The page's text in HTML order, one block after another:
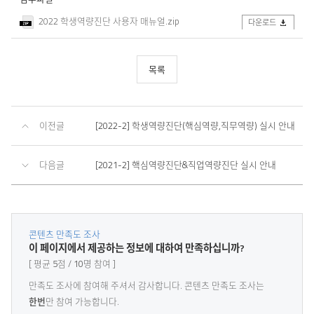
2022 학생역량진단 사용자 매뉴얼.zip
다운로드
목록
이전글 [2022-2] 학생역량진단(핵심역량,직무역량) 실시 안내
다음글 [2021-2] 핵심역량진단&직업역량진단 실시 안내
콘
텐
츠
만
족
콘텐츠 만족도 조사
이 페이지에서 제공하는 정보에 대하여 만족하십니까?
평균 5점 10명 참여
만족도 조사에 참여해 주셔서 감사합니다. 콘텐츠 만족도 조사는
한번만 참여 가능합니다.